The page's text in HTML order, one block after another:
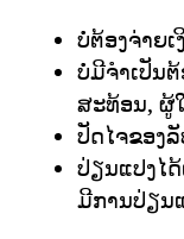
ບໍ່ຕ້ອງຈ່າຍ
ບໍ່ມີຈໍາເປັນ
ສະທ້ອນ, ຜູ້
ປັດໄຈຂອງລັ
ປ່ຽນແປງໄ
ມີການປ່ຽນ